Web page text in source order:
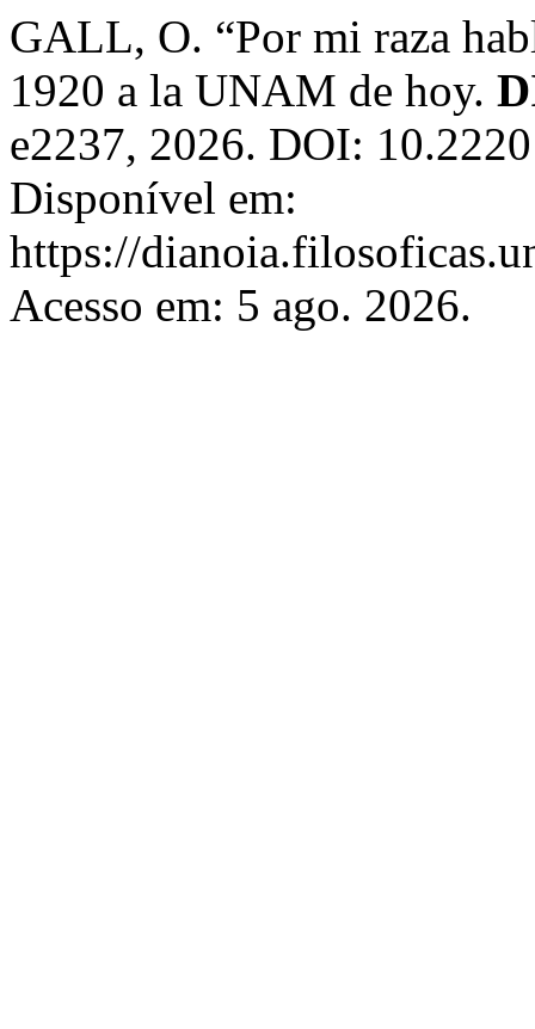
GALL, O. “Por mi raza
1920 a la UNAM de hoy.
e2237, 2026. DOI:
Disponível em:
https://
Acesso em: 5 ago. 2026.